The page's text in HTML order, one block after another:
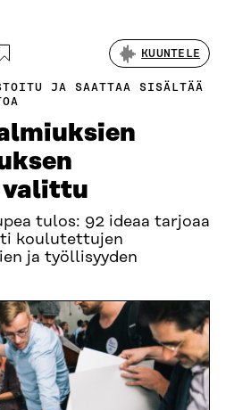
KUUNTELE
JA SAATTAA SISÄLTÄÄ
valittu
tulos: 92 ideaa tarjoaa
koulutettujen
ja työllisyyden